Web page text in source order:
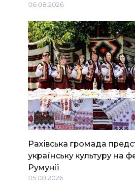
06.08.2026
Рахівська громада
українську культуру на
Румунії
05.08.2026